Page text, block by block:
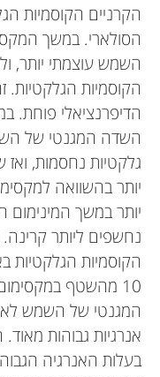
הקרניים הקוסמיות
הסולארי. במשך
השמש עוצמתי יותר,
הקוסמיות
הדיפרנציאלי פוחת.
השדה המגנטי של
גלקטיות נחסמות,
יותר בהשוואה
יותר במשך המינימום
נחשפים ליותר
הקוסמיות הגלקטיות
10 מהשטף
המגנטי של השמש לא
אנרגיות גבוהות
בעלות האנרגיה